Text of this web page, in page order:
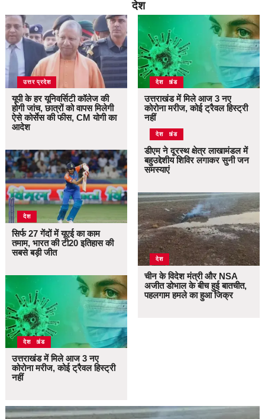
देश
उत्तर प्रदेश
यूपी के हर यूनिवर्सिटी कॉलेज की
होगी जांच, छात्रों को वापस मिलेगी
ऐसे कोर्सेस की फीस, CM योगी का
आदेश
देश
सिर्फ 27 गेंदों में यूएई का काम
तमाम, भारत की टी20 इतिहास की
सबसे बड़ी जीत
उत्तराखंड
देश
उत्तराखंड में मिले आज 3 नए
कोरोना मरीज, कोई ट्रैवल हिस्ट्री
नहीं
उत्तराखंड
देश
उत्तराखंड में मिले आज 3 नए
कोरोना मरीज, कोई ट्रैवल हिस्ट्री
नहीं
उत्तराखंड
देश
डीएम ने दूरस्थ क्षेत्र लाखामंडल में
बहुउद्देशीय शिविर लगाकर सुनी जन
समस्याएं
देश
चीन के विदेश मंत्री और NSA
अजीत डोभाल के बीच हुई बातचीत,
पहलगाम हमले का हुआ जिक्र